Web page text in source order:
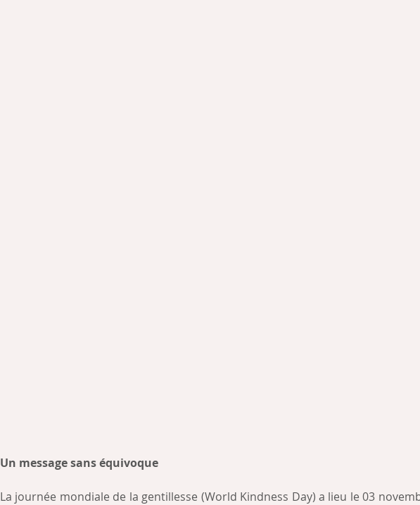
Un message sans équivoque
La journée mondiale de la gentillesse (World Kindness Day) a lieu le 03